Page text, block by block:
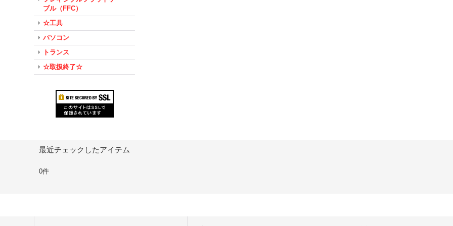
ブル（FFC）
☆工具
パソコン
トランス
☆取扱終了☆
最近チェックしたアイテム
0件